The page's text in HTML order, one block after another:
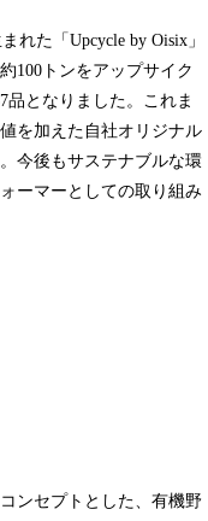
た「Upcycle by Oisix」
100トンをアップサイク
品となりました。これま
を加えた自社オリジナル
今後もサステナブルな環
ーマーとしての取り組み
ンセプトとした、有機野